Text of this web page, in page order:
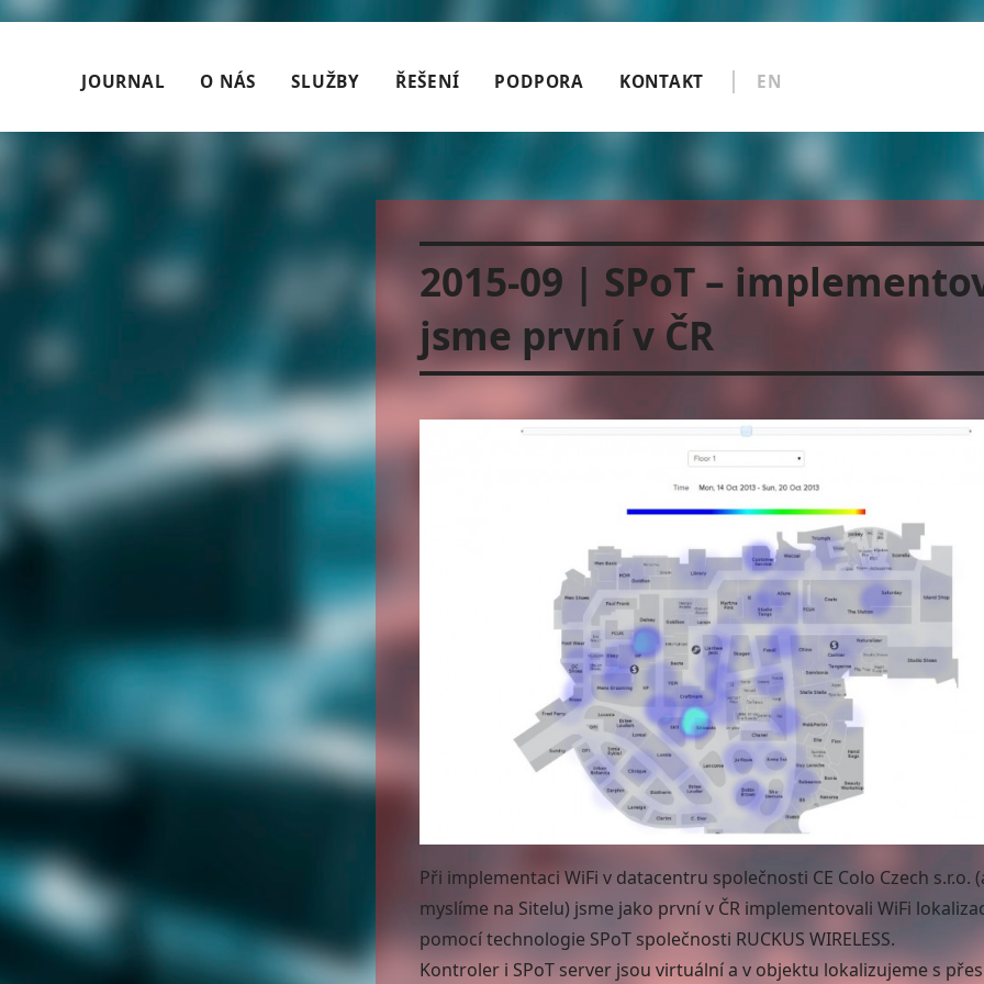
JOURNAL O NÁS SLUŽBY ŘEŠENÍ PODPORA KONTAKT EN
2015-09 | SPoT –
jsme první v ČR
Při implementaci WiFi v datacentru společnosti CE Colo Czech s.r.o.
myslíme na Sitelu) jsme jako první v ČR implementovali WiFi
pomocí technologie SPoT společnosti RUCKUS WIRELESS.
Kontroler i SPoT server jsou virtuální a v objektu lokalizujeme s